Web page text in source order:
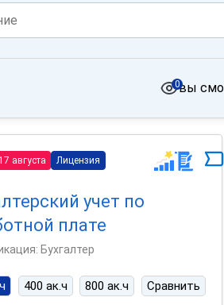
вы
0
августа Лицензия
учет по
плате
Бухгалтер
400 ак.ч 800 ак.ч Сравнить